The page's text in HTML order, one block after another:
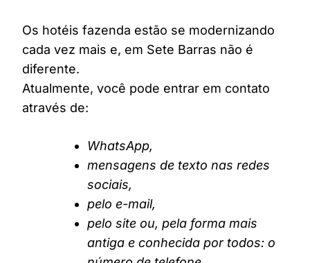
Os hotéis fazenda estão se modernizando
cada vez mais e, em Sete Barras não é
diferente.
Atualmente, você pode entrar em contato
através de:
WhatsApp,
mensagens de texto nas redes
sociais,
pelo e-mail,
pelo site ou, pela forma mais
antiga e conhecida por todos: o